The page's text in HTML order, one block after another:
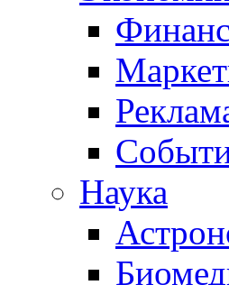
Наука